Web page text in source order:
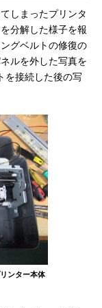
しまったプリンタ
分解した様子を報
グベルトの修復の
ルを外した写真を
を接続した後の写
ンター本体